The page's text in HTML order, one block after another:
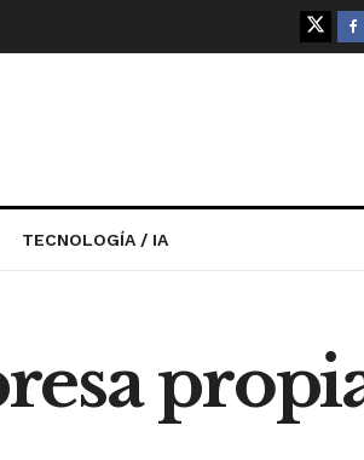
TECNOLOGÍA / IA